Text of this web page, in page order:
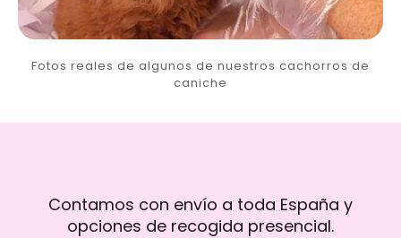
Fotos reales de algunos de nuestros cachorros de
caniche
Contamos con envío a toda España y
opciones de recogida presencial.